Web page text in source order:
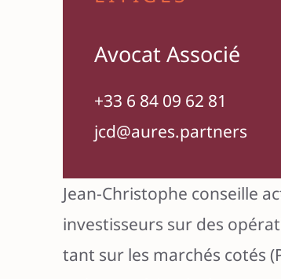
Avocat Associé
+33 6 84 09 62 81
jcd@aures.partners
Jean-Christophe conseille
investisseurs sur des
tant sur les marchés cotés